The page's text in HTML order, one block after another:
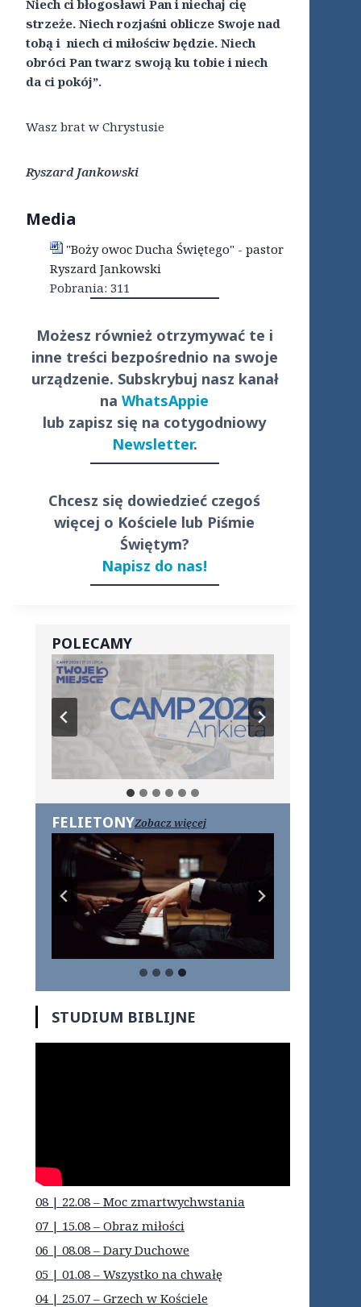
Niech ci błogosławi Pan i niechaj cię
strzeże. Niech rozjaśni oblicze Swoje nad
tobą i niech ci miłościw będzie. Niech
obróci Pan twarz swoją ku tobie i niech
da ci pokój”.
Wasz brat w Chrystusie
Ryszard Jankowski
Media
"Boży owoc Ducha Świętego" - pastor
Ryszard Jankowski
Pobrania: 311
Możesz również otrzymywać te i
inne treści bezpośrednio na swoje
urządzenie. Subskrybuj nasz kanał
naWhatsAppie
lub zapisz się na cotygodniowy
Newsletter.
Chcesz się dowiedzieć czegoś
więcej o Kościele lub Piśmie
Świętym?
Napisz do nas!
POLECAMY
FELIETONYZobacz więcej
STUDIUM BIBLIJNE
08 | 22.08 – Moc zmartwychwstania
07 | 15.08 – Obraz miłości
06 | 08.08 – Dary Duchowe
05 | 01.08 – Wszystko na chwałę
04 | 25.07 – Grzech w Kościele